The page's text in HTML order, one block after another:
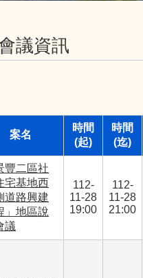
議資訊
案名
時間
(起)
時間
(迄)
豐二區社
宅基地西
道路興建
」地區說
議
112-
11-28
19:00
112-
11-28
21:00